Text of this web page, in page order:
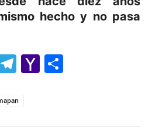
hecho y no pasa
Telegram
Yahoo